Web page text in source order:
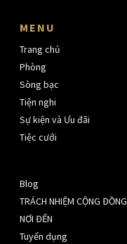
MENU
Trang chủ
Phòng
Sòng bạc
Tiện nghi
Sự kiện và Ưu đãi
Tiệc cưới
Blog
TRÁCH NHIỆM CỘNG ĐỒNG
NƠI ĐẾN
Tuyển dụng